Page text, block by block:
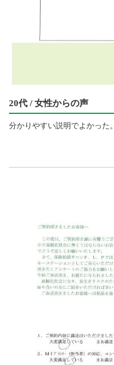
20代 / 女性からの声
分かりやすい説明でよかった。